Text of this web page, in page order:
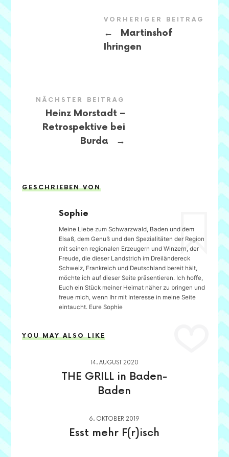
VORHERIGER BEITRAG
←
Martinshof
Ihringen
NÄCHSTER BEITRAG
Heinz Morstadt –
Retrospektive bei
Burda
→
GESCHRIEBEN VON
Sophie
Meine Liebe zum Schwarzwald, Baden und dem
Elsaß, dem Genuß und den Spezialitäten der Region
mit seinen regionalen Erzeugern und Winzern, der
Freude, die dieser Landstrich im Dreiländereck
Schweiz, Frankreich und Deutschland bereit hält,
möchte ich auf dieser Seite präsentieren. Ich hoffe,
Euch ein Stück meiner Heimat näher zu bringen und
freue mich, wenn Ihr mit Interesse in meine Seite
eintaucht. Eure Sophie
YOU MAY ALSO LIKE
14. AUGUST 2020
THE GRILL in Baden-
Baden
6. OKTOBER 2019
Esst mehr F(r)isch